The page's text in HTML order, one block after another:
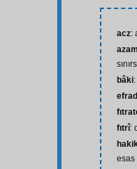
acz:
bâki
fıtrî:
esas